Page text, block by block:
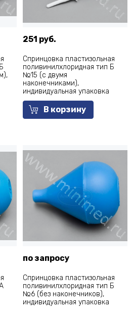
251 руб.
Спринцовка пластизольная
поливинилхлоридная тип Б
№15 (с двумя
наконечниками),
индивидуальная упаковка
В корзину
по запросу
Спринцовка пластизольная
поливинилхлоридная тип Б
№6 (без наконечников),
индивидуальная упаковка